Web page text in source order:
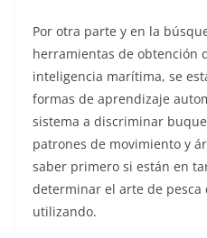
Por otra parte y en la
herramientas de obtención
inteligencia marítima, se
formas de aprendizaje
sistema a discriminar
patrones de movimiento y
saber primero si están en
determinar el arte de
utilizando.